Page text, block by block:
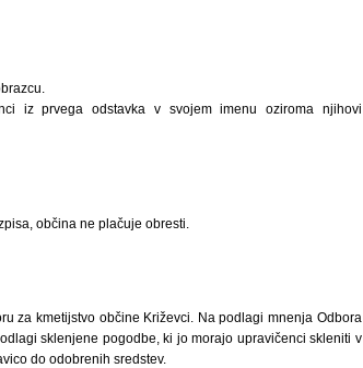
iz prvega odstavka v svojem imenu oziroma njihovi
občina ne plačuje obresti.
za kmetijstvo občine Križevci. Na podlagi mnenja Odbora
sklenjene pogodbe, ki jo morajo upravičenci skleniti v
do odobrenih sredstev.